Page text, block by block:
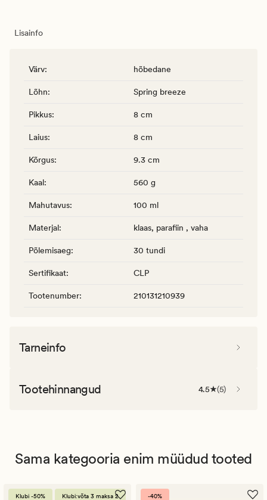
Lisainfo
Värv: hõbedane
Lõhn: Spring breeze
Pikkus: 8 cm
Laius: 8 cm
Kõrgus: 9.3 cm
Kaal: 560 g
Mahutavus: 100 ml
Materjal: klaas, parafiin , vaha
Põlemisaeg: 30 tundi
Sertifikaat: CLP
Tootenumber: 210131210939
Tarneinfo
Tootehinnangud 4.5 (5)
Sama kategooria enim müüdud tooted
Klubi -50% Klubi:võta 3 maksa 2 -40%